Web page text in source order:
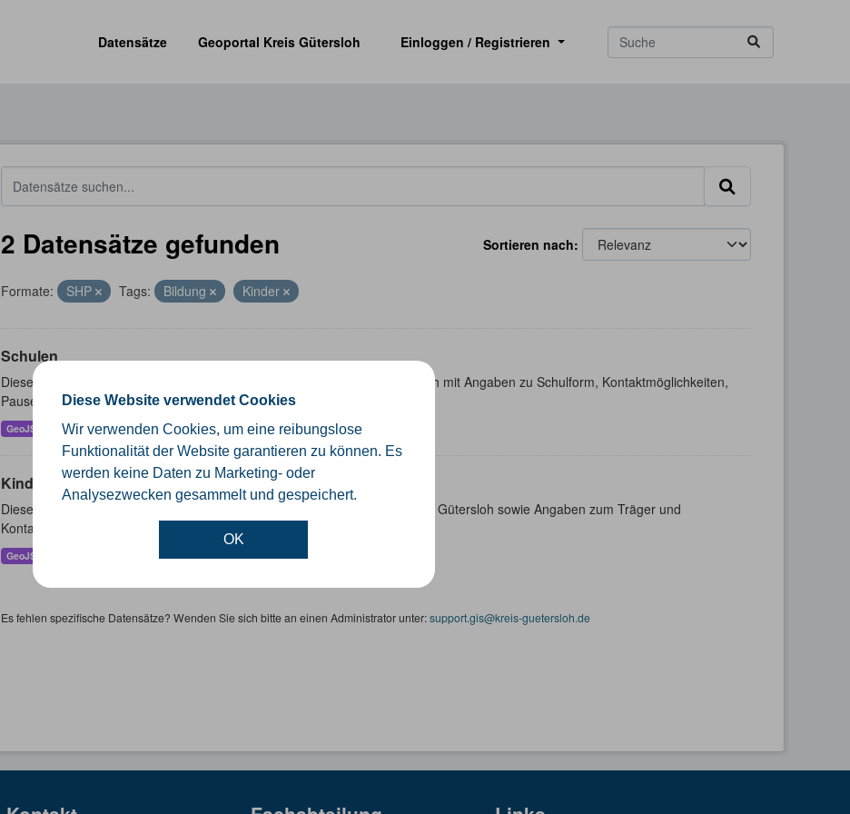
Diese Website verwendet Cookies
Wir verwenden Cookies, um eine reibungslose
Funktionalität der Website garantieren zu können. Es
werden keine Daten zu Marketing- oder
Analysezwecken gesammelt und gespeichert.
OK
Datensätze
Geoportal Kreis Gütersloh Einloggen / Registrieren
Sortieren nach
2 Datensätze gefunden
Formate: SHP Tags: Bildung Kinder
Schulen
Dieser Datensatz beinhaltet eine Darstellung der Schulen im Kreis Gütersloh mit Angaben zu Schulform, Kontaktmöglichkeiten,
Pausenzeiten und Schulträger.
GeoJSON SHP
Kindertageseinrichtungen
Dieser Datensatz beinhaltet die Darstellung der Kindertagesstätten im Kreis Gütersloh sowie Angaben zum Träger und
Kontaktinformationen.
GeoJSON
Es fehlen spezifische Datensätze? Wenden Sie sich bitte an einen Administrator unter:support.gis@kreis-guetersloh.de